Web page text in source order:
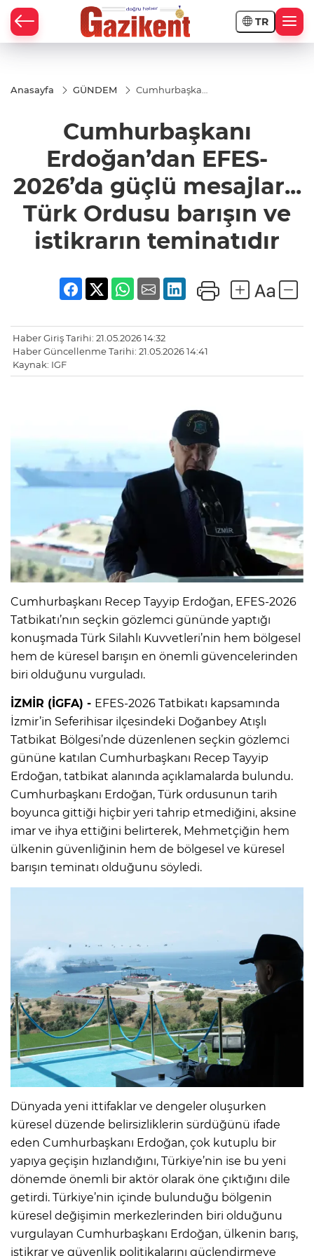
TR
Anasayfa GÜNDEM
Cumhurbaşkanı
güçlü mesajlar...
Türk Ordusu
istikrarın
teminatıdır
Cumhurbaşkanı
Erdoğan’dan EFES-
2026’da güçlü mesajlar...
Türk Ordusu barışın ve
istikrarın teminatıdır
Haber Giriş Tarihi: 21.05.2026 14:32
Haber Güncellenme Tarihi: 21.05.2026 14:41
Kaynak: IGF
Cumhurbaşkanı Recep Tayyip Erdoğan, EFES-2026
Tatbikatı’nın seçkin gözlemci gününde yaptığı
konuşmada Türk Silahlı Kuvvetleri’nin hem bölgesel
hem de küresel barışın en önemli güvencelerinden
biri olduğunu vurguladı.
İZMİR (İGFA) - EFES-2026 Tatbikatı kapsamında
İzmir’in Seferihisar ilçesindeki Doğanbey Atışlı
Tatbikat Bölgesi’nde düzenlenen seçkin gözlemci
gününe katılan Cumhurbaşkanı Recep Tayyip
Erdoğan, tatbikat alanında açıklamalarda bulundu.
Cumhurbaşkanı Erdoğan, Türk ordusunun tarih
boyunca gittiği hiçbir yeri tahrip etmediğini, aksine
imar ve ihya ettiğini belirterek, Mehmetçiğin hem
ülkenin güvenliğinin hem de bölgesel ve küresel
barışın teminatı olduğunu söyledi.
Dünyada yeni ittifaklar ve dengeler oluşurken
küresel düzende belirsizliklerin sürdüğünü ifade
eden Cumhurbaşkanı Erdoğan, çok kutuplu bir
yapıya geçişin hızlandığını, Türkiye’nin ise bu yeni
dönemde önemli bir aktör olarak öne çıktığını dile
getirdi. Türkiye’nin içinde bulunduğu bölgenin
küresel değişimin merkezlerinden biri olduğunu
vurgulayan Cumhurbaşkanı Erdoğan, ülkenin barış,
istikrar ve güvenlik politikalarını güçlendirmeye